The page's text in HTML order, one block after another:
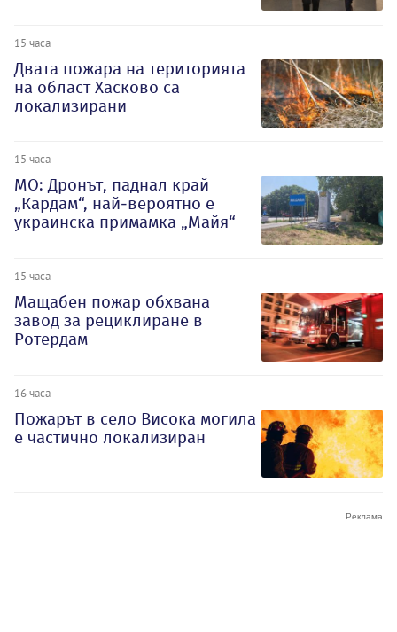
15 часа
Двата пожара на територията
на област Хасково са
локализирани
15 часа
МО: Дронът, паднал край
„Кардам“, най-вероятно е
украинска примамка „Майя“
15 часа
Мащабен пожар обхвана
завод за рециклиране в
Ротердам
16 часа
Пожарът в село Висока могила
е частично локализиран